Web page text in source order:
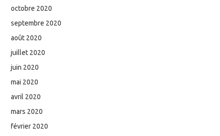
octobre 2020
septembre 2020
août 2020
juillet 2020
juin 2020
mai 2020
avril 2020
mars 2020
février 2020